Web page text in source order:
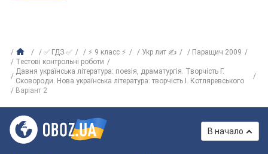
✅ ГДЗ ✅ ⚡ 9 класс ⚡ Укр лит ✍
Паращич 2009
Тестові контрольні роботи
Давня українська література: поезія, драматургія. Творчість Г.
Сковороди. Нова українська література: творчість І. Котляревського
Варіант 2
В начало